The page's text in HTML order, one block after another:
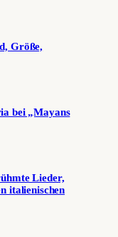
Größe,
bei „Mayans
Lieder,
italienischen